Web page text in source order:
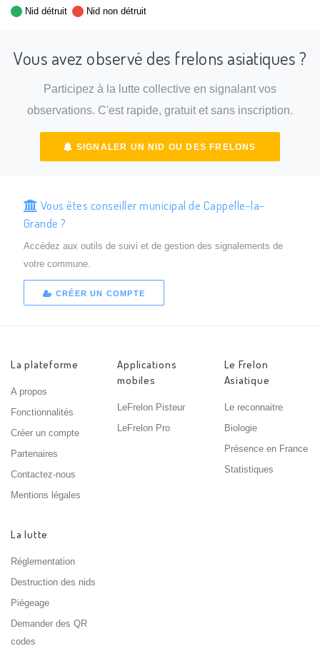
Nid détruit
Nid non détruit
Vous avez observé des frelons asiatiques ?
Participez à la lutte collective en signalant vos
observations. C'est rapide, gratuit et sans inscription.
SIGNALER UN NID OU DES FRELONS
Vous êtes conseiller municipal de Cappelle-la-
Grande ?
Accédez aux outils de suivi et de gestion des signalements de
votre commune.
CRÉER UN COMPTE
La plateforme
A propos
Fonctionnalités
Créer un compte
Partenaires
Contactez-nous
Mentions légales
Applications
mobiles
LeFrelon Pisteur
LeFrelon Pro
Le Frelon
Asiatique
Le reconnaitre
Biologie
Présence en France
Statistiques
La lutte
Réglementation
Destruction des nids
Piégeage
Demander des QR
codes